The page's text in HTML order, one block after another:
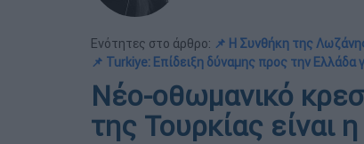
Ενότητες στο άρθρο: 📌 Η Συνθήκη της
📌 Turkiye: Επίδειξη δύναμης προς την Ελλάδα
Νέο-οθωμανικό
της Τουρκίας είναι